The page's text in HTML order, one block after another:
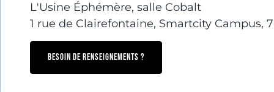
L'Usine Éphémère, salle Cobalt
1 rue de Clairefontaine, Smartcity Campus,
BESOIN DE RENSEIGNEMENTS ?